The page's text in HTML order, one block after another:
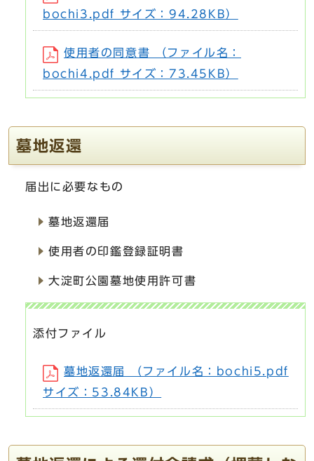
bochi3.pdf サイズ：94.28KB）
使用者の同意書 （ファイル名：
bochi4.pdf サイズ：73.45KB）
墓地返還
届出に必要なもの
墓地返還届
使用者の印鑑登録証明書
大淀町公園墓地使用許可書
添付ファイル
墓地返還届 （ファイル名：bochi5.pdf
サイズ：53.84KB）